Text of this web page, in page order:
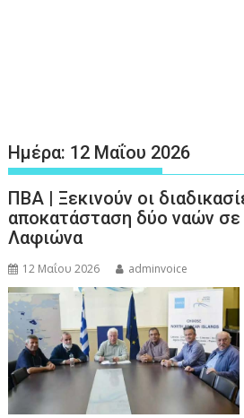
Ημέρα: 12 Μαΐου 2026
ΠΒΑ | Ξεκινούν οι
αποκατάσταση δύο ναών σε
Λαφιώνα
12 Μαΐου 2026 adminvoice